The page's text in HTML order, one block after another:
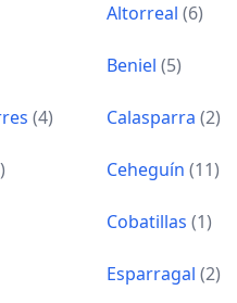
Altorreal (6)
Beniel (5)
(4) Calasparra (2)
Ceheguín (11)
Cobatillas (1)
Esparragal (2)